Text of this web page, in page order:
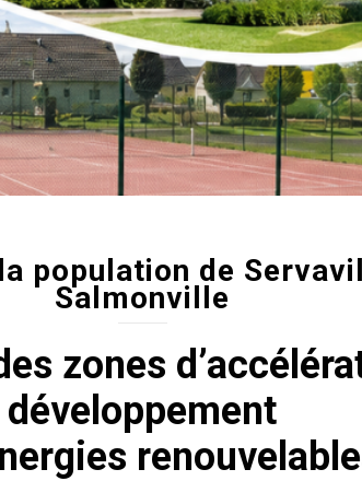
population de
Salmonville
zones
développement